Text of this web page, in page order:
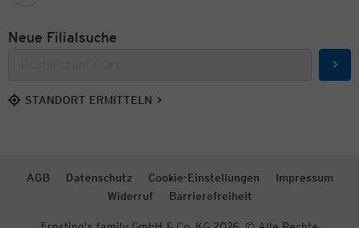
Neue Filialsuche
STANDORT ERMITTELN
AGB Datenschutz Cookie-Einstellungen
Impressum
Widerruf
Barrierefreiheit